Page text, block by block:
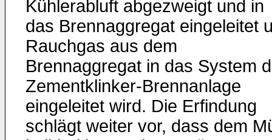
Kühlerabluft abgezweigt und in
das Brennaggregat eingeleitet
Rauchgas aus dem
Brennaggregat in das System
Zementklinker-Brennanlage
eingeleitet wird. Die Erfindung
schlägt weiter vor, dass dem